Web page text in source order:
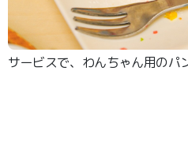
サービスで、わんちゃん用のパ